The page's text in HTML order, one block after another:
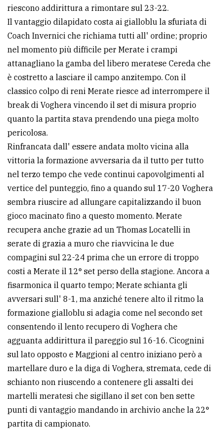
riescono addirittura a rimontare sul 23-22.
Il vantaggio dilapidato costa ai gialloblu la sfuriata di
Coach Invernici che richiama tutti all' ordine; proprio
nel momento più difficile per Merate i crampi
attanagliano la gamba del libero meratese Cereda che
è costretto a lasciare il campo anzitempo. Con il
classico colpo di reni Merate riesce ad interrompere il
break di Voghera vincendo il set di misura proprio
quanto la partita stava prendendo una piega molto
pericolosa.
Rinfrancata dall' essere andata molto vicina alla
vittoria la formazione avversaria da il tutto per tutto
nel terzo tempo che vede continui capovolgimenti al
vertice del punteggio, fino a quando sul 17-20 Voghera
sembra riuscire ad allungare capitalizzando il buon
gioco macinato fino a questo momento. Merate
recupera anche grazie ad un Thomas Locatelli in
serate di grazia a muro che riavvicina le due
compagini sul 22-24 prima che un errore di troppo
costi a Merate il 12° set perso della stagione. Ancora a
fisarmonica il quarto tempo; Merate schianta gli
avversari sull' 8-1, ma anziché tenere alto il ritmo la
formazione gialloblu si adagia come nel secondo set
consentendo il lento recupero di Voghera che
agguanta addirittura il pareggio sul 16-16. Cicognini
sul lato opposto e Maggioni al centro iniziano però a
martellare duro e la diga di Voghera, stremata, cede di
schianto non riuscendo a contenere gli assalti dei
martelli meratesi che sigillano il set con ben sette
punti di vantaggio mandando in archivio anche la 22°
partita di campionato.